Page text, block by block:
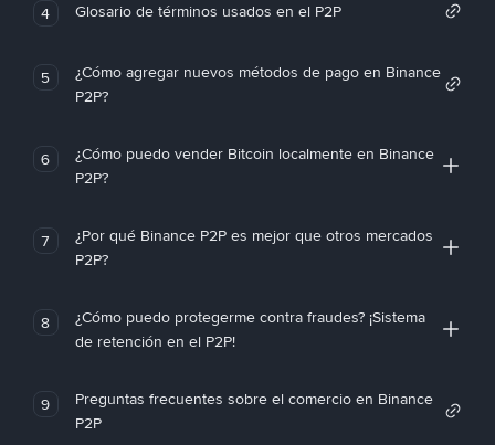
4 Glosario de términos usados en el P2P
5
¿Cómo agregar nuevos métodos de pago en Binance
P2P?
6
¿Cómo puedo vender Bitcoin localmente en Binance
P2P?
7
¿Por qué Binance P2P es mejor que otros mercados
P2P?
8
¿Cómo puedo protegerme contra fraudes? ¡Sistema
de retención en el P2P!
9
Preguntas frecuentes sobre el comercio en Binance
P2P